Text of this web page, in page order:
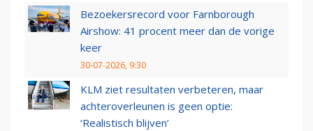
Bezoekersrecord voor Farnborough
Airshow: 41 procent meer dan de vorige
keer
30-07-2026, 9:30
KLM ziet resultaten verbeteren, maar
achteroverleunen is geen optie:
‘Realistisch blijven’